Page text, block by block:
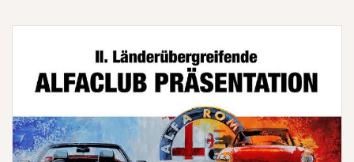
Discovery:
Building
a
Metadata
with
Data